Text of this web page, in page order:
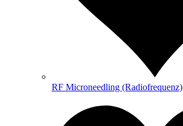
RF Microneedling (Radiofrequenz)